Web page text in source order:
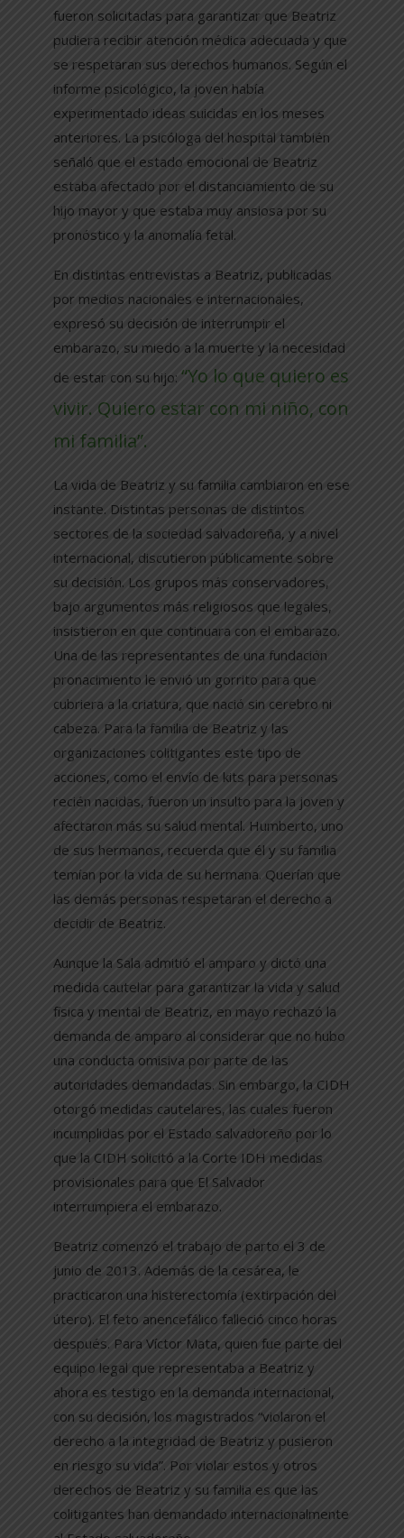
fueron solicitadas para garantizar que Beatriz
pudiera recibir atención médica adecuada y que
se respetaran sus derechos humanos. Según el
informe psicológico, la joven había
experimentado ideas suicidas en los meses
anteriores. La psicóloga del hospital también
señaló que el estado emocional de Beatriz
estaba afectado por el distanciamiento de su
hijo mayor y que estaba muy ansiosa por su
pronóstico y la anomalía fetal.
En distintas entrevistas a Beatriz, publicadas
por medios nacionales e internacionales,
expresó su decisión de interrumpir el
embarazo, su miedo a la muerte y la necesidad
de estar con su hijo: “Yo lo que quiero es
vivir. Quiero estar con mi niño, con
mi familia”.
La vida de Beatriz y su familia cambiaron en ese
instante. Distintas personas de distintos
sectores de la sociedad salvadoreña, y a nivel
internacional, discutieron públicamente sobre
su decisión. Los grupos más conservadores,
bajo argumentos más religiosos que legales,
insistieron en que continuara con el embarazo.
Una de las representantes de una fundación
pronacimiento le envió un gorrito para que
cubriera a la criatura, que nació sin cerebro ni
cabeza. Para la familia de Beatriz y las
organizaciones colitigantes este tipo de
acciones, como el envío de kits para personas
recién nacidas, fueron un insulto para la joven y
afectaron más su salud mental. Humberto, uno
de sus hermanos, recuerda que él y su familia
temían por la vida de su hermana. Querían que
las demás personas respetaran el derecho a
decidir de Beatriz.
Aunque la Sala admitió el amparo y dictó una
medida cautelar para garantizar la vida y salud
física y mental de Beatriz, en mayo rechazó la
demanda de amparo al considerar que no hubo
una conducta omisiva por parte de las
autoridades demandadas. Sin embargo, la CIDH
otorgó medidas cautelares, las cuales fueron
incumplidas por el Estado salvadoreño por lo
que la CIDH solicitó a la Corte IDH medidas
provisionales para que El Salvador
interrumpiera el embarazo.
Beatriz comenzó el trabajo de parto el 3 de
junio de 2013. Además de la cesárea, le
practicaron una histerectomía (extirpación del
útero). El feto anencefálico falleció cinco horas
después. Para Víctor Mata, quien fue parte del
equipo legal que representaba a Beatriz y
ahora es testigo en la demanda internacional,
con su decisión, los magistrados “violaron el
derecho a la integridad de Beatriz y pusieron
en riesgo su vida”. Por violar estos y otros
derechos de Beatriz y su familia es que las
colitigantes han demandado internacionalmente